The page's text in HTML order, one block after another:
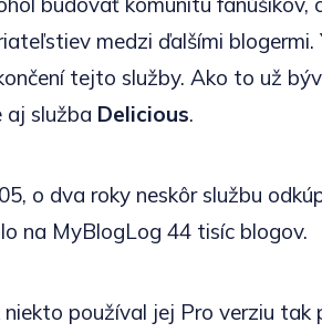
medzi ďalšími blogermi.
tejto služby. Ako to už
aj služba Delicious.
o dva roky neskôr službu
na MyBlogLog 44 tisíc blogov.
niekto používal jej Pro verziu tak